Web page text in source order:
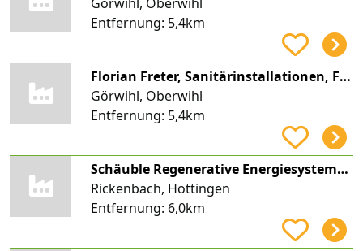
Entfernung: 5,4km
Florian Freter, Sanitärinstallationen, Freter Gebäudetechnik
Görwihl, Oberwihl
Entfernung: 5,4km
Schäuble Regenerative Energiesysteme GmbH
Rickenbach, Hottingen
Entfernung: 6,0km